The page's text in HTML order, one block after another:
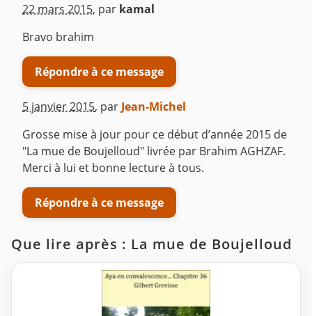
22 mars 2015, par kamal
Bravo brahim
Répondre à ce message
5 janvier 2015, par Jean-Michel
Grosse mise à jour pour ce début d’année 2015 de
"La mue de Boujelloud" livrée par Brahim AGHZAF.
Merci à lui et bonne lecture à tous.
Répondre à ce message
Que lire après : La mue de Boujelloud